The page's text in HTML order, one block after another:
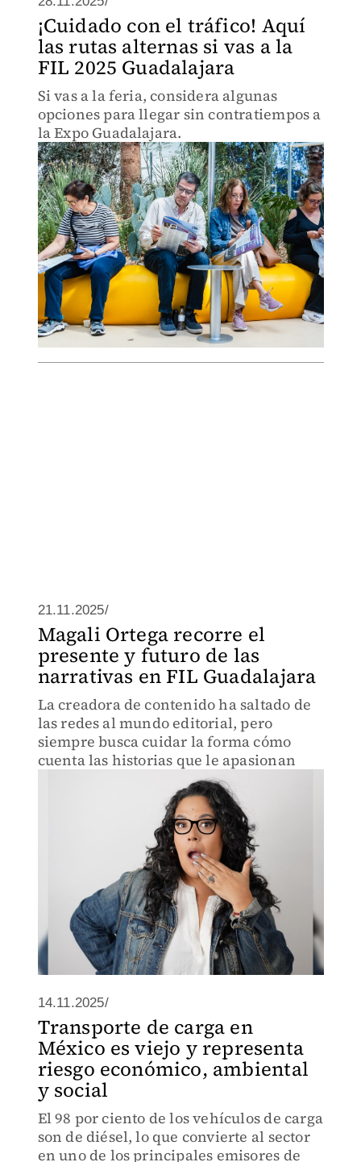
¡Cuidado con el tráfico! Aquí
las rutas alternas si vas a la
FIL 2025 Guadalajara
Si vas a la feria, considera algunas
opciones para llegar sin contratiempos a
la Expo Guadalajara.
21.11.2025/
Magali Ortega recorre el
presente y futuro de las
narrativas en FIL Guadalajara
La creadora de contenido ha saltado de
las redes al mundo editorial, pero
siempre busca cuidar la forma cómo
cuenta las historias que le apasionan
14.11.2025/
Transporte de carga en
México es viejo y representa
riesgo económico, ambiental
y social
El 98 por ciento de los vehículos de carga
son de diésel, lo que convierte al sector
en uno de los principales emisores de